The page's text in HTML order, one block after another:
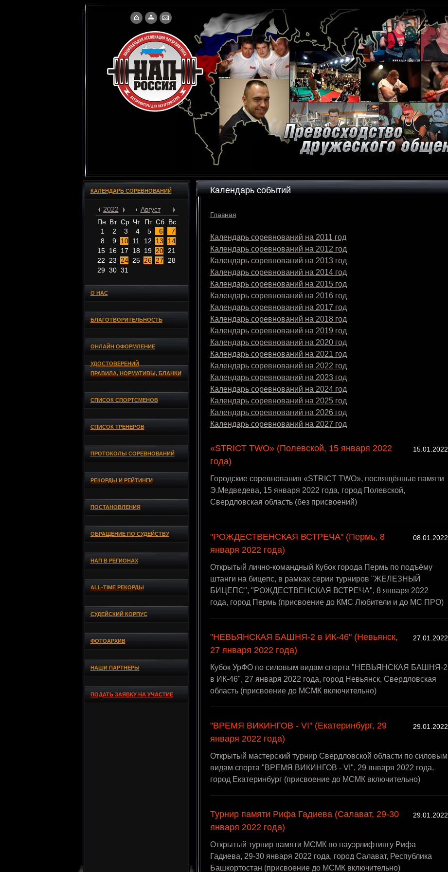
КАЛЕНДАРЬ СОРЕВНОВАНИЙ
2022
Август
Пн Вт Ср Чт Пт Сб Вс
1
2 3 4 5 6
7
8
9 10 11 12 13
14
15 16 17 18 19 20
21
22
23 24 25 26 27
28
29 30 31
О НАС
БЛАГОТВОРИТЕЛЬНОСТЬ
ОНЛАЙН ОФОРМЛЕНИЕ
УДОСТОВЕРЕНИЙ
ПРАВИЛА, НОРМАТИВЫ, БЛАНКИ
СПИСОК СПОРТСМЕНОВ
СПИСОК ТРЕНЕРОВ
ПРОТОКОЛЫ СОРЕВНОВАНИЙ
РЕКОРДЫ И РЕЙТИНГИ
ПОСТАНОВЛЕНИЯ
ОБРАЩЕНИЕ ПО СУДЕЙСТВУ
НАП В РЕГИОНАХ
ALL-TIME РЕКОРДЫ
СУДЕЙСКИЙ КОРПУС
ФОТОАРХИВ
НАШИ ПАРТНЁРЫ
ПОДАТЬ ЗАЯВКУ НА УЧАСТИЕ
Календарь событий
Главная
Календарь соревнований на 2011 год
Календарь соревнований на 2012 год
Календарь соревнований на 2013 год
Календарь соревнований на 2014 год
Календарь соревнований на 2015 год
Календарь соревнований на 2016 год
Календарь соревнований на 2017 год
Календарь соревнований на 2018 год
Календарь соревнований на 2019 год
Календарь соревнований на 2020 год
Календарь соревнований на 2021 год
Календарь соревнований на 2022 год
Календарь соревнований на 2023 год
Календарь соревнований на 2024 год
Календарь соревнований на 2025 год
Календарь соревнований на 2026 год
Календарь соревнований на 2027 год
15.01.2022
«STRICT TWO» (Полевской, 15 января 2022
года)
Городские соревнования «STRICT TWO», посвящённые памяти
Э.Медведева, 15 января 2022 года, город Полевской,
Свердловская область (без присвоений)
08.01.2022
"РОЖДЕСТВЕНСКАЯ ВСТРЕЧА" (Пермь, 8
января 2022 года)
Открытый лично-командный Кубок города Пермь по подъёму
штанги на бицепс, в рамках серии турниров "ЖЕЛЕЗНЫЙ
БИЦЕПС", "РОЖДЕСТВЕНСКАЯ ВСТРЕЧА", 8 января 2022
года, город Пермь (присвоение до КМС Любители и до МС ПРО)
27.01.2022
"НЕВЬЯНСКАЯ БАШНЯ-2 в ИК-46" (Невьянск,
27 января 2022 года)
Кубок УрФО по силовым видам спорта "НЕВЬЯНСКАЯ БАШНЯ-2
в ИК-46", 27 января 2022 года, город Невьянск, Свердловская
область (присвоение до МСМК включительно)
29.01.2022
"ВРЕМЯ ВИКИНГОВ - VI" (Екатеринбург, 29
января 2022 года)
Открытый мастерский турнир Свердловской области по силовым
видам спорта "ВРЕМЯ ВИКИНГОВ - VI", 29 января 2022 года,
город Екатеринбург (присвоение до МСМК включительно)
29.01.2022
Турнир памяти Рифа Гадиева (Салават, 29-30
января 2022 года)
Открытый турнир памяти МСМК по пауэрлифтингу Рифа
Гадиева, 29-30 января 2022 года, город Салават, Республика
Башкортостан (присвоение до МСМК включительно)